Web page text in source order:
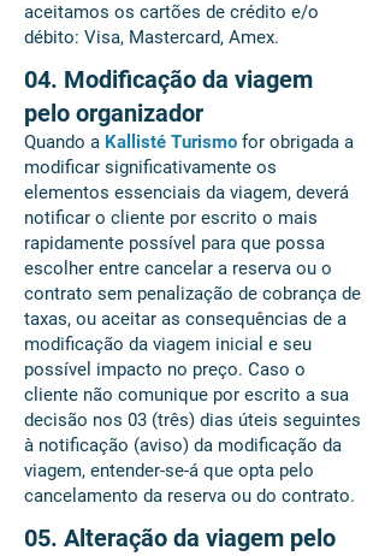
aceitamos os cartões de crédito e/o
débito: Visa, Mastercard, Amex.
04. Modificação da viagem
pelo organizador
Quando a Kallisté Turismo for obrigada a
modificar significativamente os
elementos essenciais da viagem, deverá
notificar o cliente por escrito o mais
rapidamente possível para que possa
escolher entre cancelar a reserva ou o
contrato sem penalização de cobrança de
taxas, ou aceitar as consequências de a
modificação da viagem inicial e seu
possível impacto no preço. Caso o
cliente não comunique por escrito a sua
decisão nos 03 (três) dias úteis seguintes
à notificação (aviso) da modificação da
viagem, entender-se-á que opta pelo
cancelamento da reserva ou do contrato.
05. Alteração da viagem pelo